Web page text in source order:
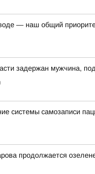
— наш общий
задержан мужчина,
системы самозаписи
продолжается